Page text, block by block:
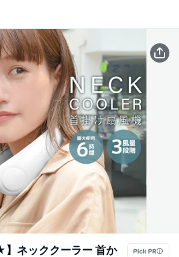
】ネッククーラー 首か